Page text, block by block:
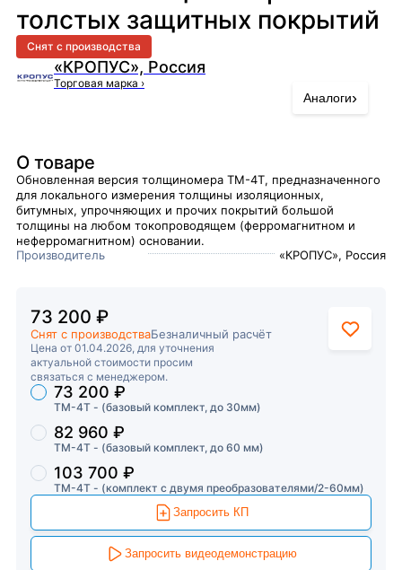
толстых защитных покрытий
Снят с производства
«КРОПУС», Россия
Торговая марка ›
Аналоги›
О товаре
Обновленная версия толщиномера ТМ-4Т, предназначенного
для локального измерения толщины изоляционных,
битумных, упрочняющих и прочих покрытий большой
толщины на любом токопроводящем (ферромагнитном и
неферромагнитном) основании.
Производитель
«КРОПУС», Россия
73 200 ₽
Снят с производстваБезналичный расчёт
Цена от 01.04.2026, для уточнения
актуальной стоимости просим
связаться с менеджером.
Торговые предложения
ТМ-4T - (базовый комплект, до 30мм)
73 200 ₽
ТМ-4T - (базовый комплект, до 60 мм)
82 960 ₽
ТМ-4T - (комплект с двумя преобразователями/2-60мм)
103 700 ₽
Запросить КП
Запросить видеодемонстрацию